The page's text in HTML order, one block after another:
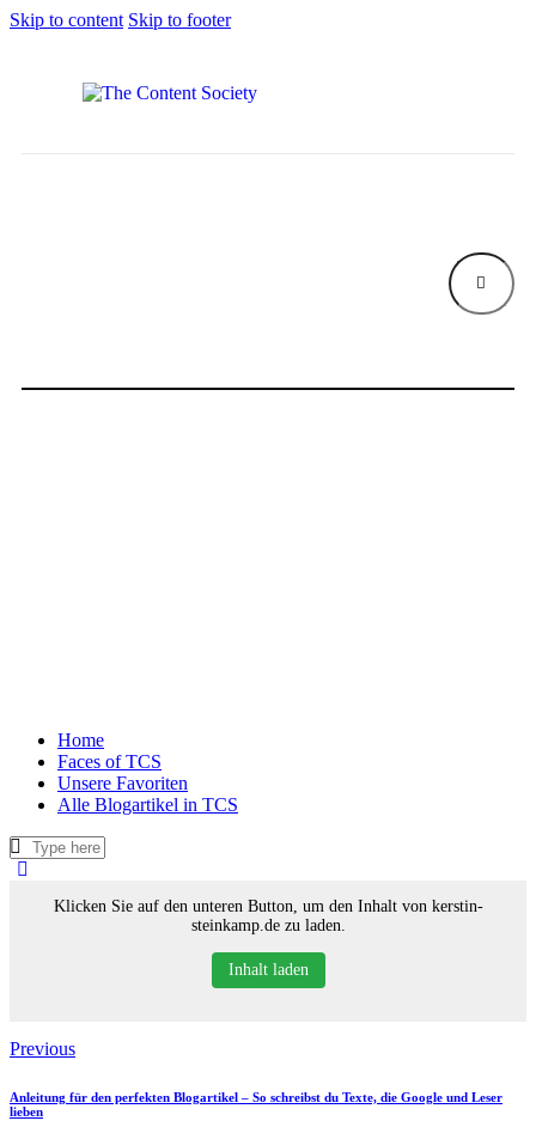
Skip to content Skip to footer
Home
Faces of TCS
Unsere Favoriten
Alle Blogartikel in TCS
Klicken Sie auf den unteren Button, um den Inhalt von kerstin-
steinkamp.de zu laden.
Inhalt laden
Previous
Anleitung für den perfekten Blogartikel – So schreibst du Texte, die Google und Leser
lieben